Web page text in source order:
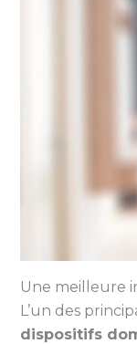
Une meilleure
L’un des
dispositifs